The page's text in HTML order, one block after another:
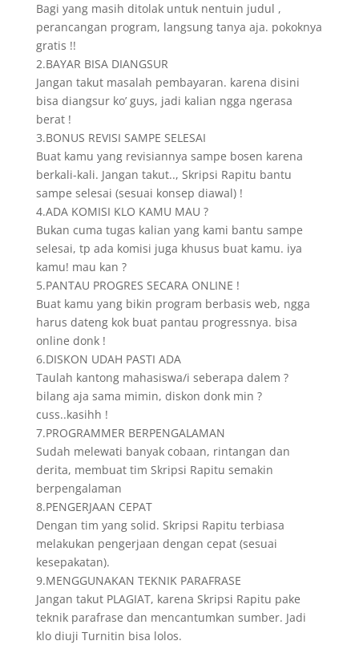
Bagi yang masih ditolak untuk nentuin judul ,
perancangan program, langsung tanya aja. pokoknya
gratis !!
2.BAYAR BISA DIANGSUR
Jangan takut masalah pembayaran. karena disini
bisa diangsur ko’ guys, jadi kalian ngga ngerasa
berat !
3.BONUS REVISI SAMPE SELESAI
Buat kamu yang revisiannya sampe bosen karena
berkali-kali. Jangan takut.., Skripsi Rapitu bantu
sampe selesai (sesuai konsep diawal) !
4.ADA KOMISI KLO KAMU MAU ?
Bukan cuma tugas kalian yang kami bantu sampe
selesai, tp ada komisi juga khusus buat kamu. iya
kamu! mau kan ?
5.PANTAU PROGRES SECARA ONLINE !
Buat kamu yang bikin program berbasis web, ngga
harus dateng kok buat pantau progressnya. bisa
online donk !
6.DISKON UDAH PASTI ADA
Taulah kantong mahasiswa/i seberapa dalem ?
bilang aja sama mimin, diskon donk min ?
cuss..kasihh !
7.PROGRAMMER BERPENGALAMAN
Sudah melewati banyak cobaan, rintangan dan
derita, membuat tim Skripsi Rapitu semakin
berpengalaman
8.PENGERJAAN CEPAT
Dengan tim yang solid. Skripsi Rapitu terbiasa
melakukan pengerjaan dengan cepat (sesuai
kesepakatan).
9.MENGGUNAKAN TEKNIK PARAFRASE
Jangan takut PLAGIAT, karena Skripsi Rapitu pake
teknik parafrase dan mencantumkan sumber. Jadi
klo diuji Turnitin bisa lolos.